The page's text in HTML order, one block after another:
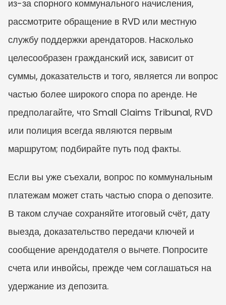
из-за спорного коммунального начисления,
рассмотрите обращение в RVD или местную
службу поддержки арендаторов. Насколько
целесообразен гражданский иск, зависит от
суммы, доказательств и того, является ли вопрос
частью более широкого спора по аренде. Не
предполагайте, что Small Claims Tribunal, RVD
или полиция всегда являются первым
маршрутом; подбирайте путь под факты.
Если вы уже съехали, вопрос по коммунальным
платежам может стать частью спора о депозите.
В таком случае сохраняйте итоговый счёт, дату
выезда, доказательство передачи ключей и
сообщение арендодателя о вычете. Попросите
счета или инвойсы, прежде чем соглашаться на
удержание из депозита.